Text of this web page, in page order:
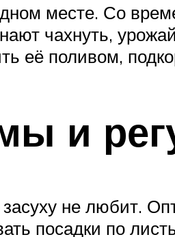
месте. Со
чахнуть,
её поливом,
и
не любит.
посадки по